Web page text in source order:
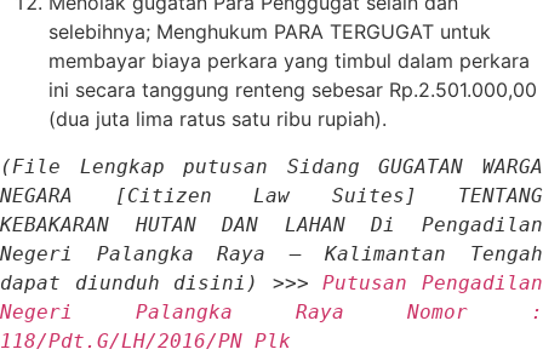
selebihnya; Menghukum PARA TERGUGAT untuk
membayar biaya perkara yang timbul dalam perkara
ini secara tanggung renteng sebesar Rp.2.501.000,00
(dua juta lima ratus satu ribu rupiah).
(File Lengkap putusan Sidang GUGATAN WARGA
NEGARA
[Citizen Law Suites]
KEBAKARAN HUTAN DAN LAHAN
Di Pengadilan
Negeri Palangka Raya – Kalimantan Tengah
dapat diunduh disini) >>> Putusan Pengadilan
Negeri Palangka Raya Nomor :
118/Pdt.G/LH/2016/PN Plk